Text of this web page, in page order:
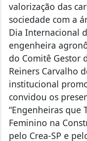
valorização das
sociedade com a
Dia Internacional
engenheira
do Comitê Gestor
Reiners Carvalho
institucional
convidou os
“Engenheiras que
Feminino na
pelo Crea-SP e